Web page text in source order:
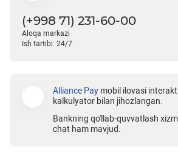
(+998 71) 231-60-00
Aloqa markazi
Ish tartibi: 24/7
Alliance Pay mobil ilovasi
kalkulyator bilan jihozlangan.
Bankning qo'llab-quvvatlash
chat ham mavjud.